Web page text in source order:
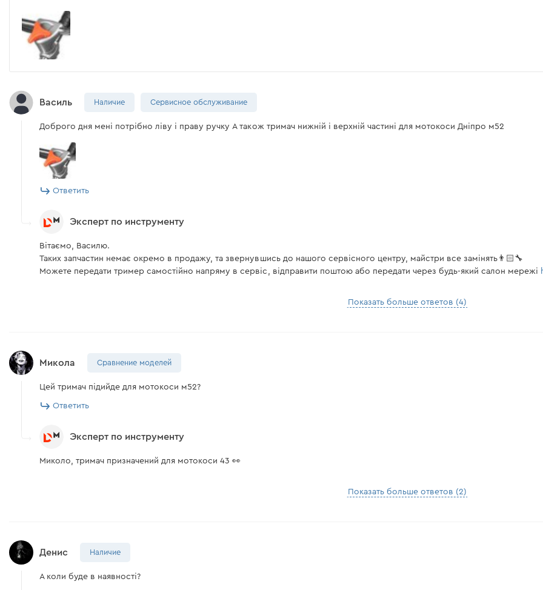
Василь Наличие Сервисное обслуживание
Доброго дня мені потрібно ліву і праву ручку А також тримач нижній і верхній частині для мотокоси Дніпро м52
Ответить
Эксперт по инструменту
Вітаємо, Василю.
Таких запчастин немає окремо в продажу, та звернувшись до нашого сервісного центру, майстри все замінять👨🏻‍🔧
Можете передати тример самостійно напряму в сервіс, відправити поштою або передати через будь-який салон мережі
Показать больше ответов (4)
Микола Сравнение моделей
Цей тримач підийде для мотокоси м52?
Ответить
Эксперт по инструменту
Миколо, тримач призначений для мотокоси 43 👀
Показать больше ответов (2)
Денис Наличие
А коли буде в наявності?